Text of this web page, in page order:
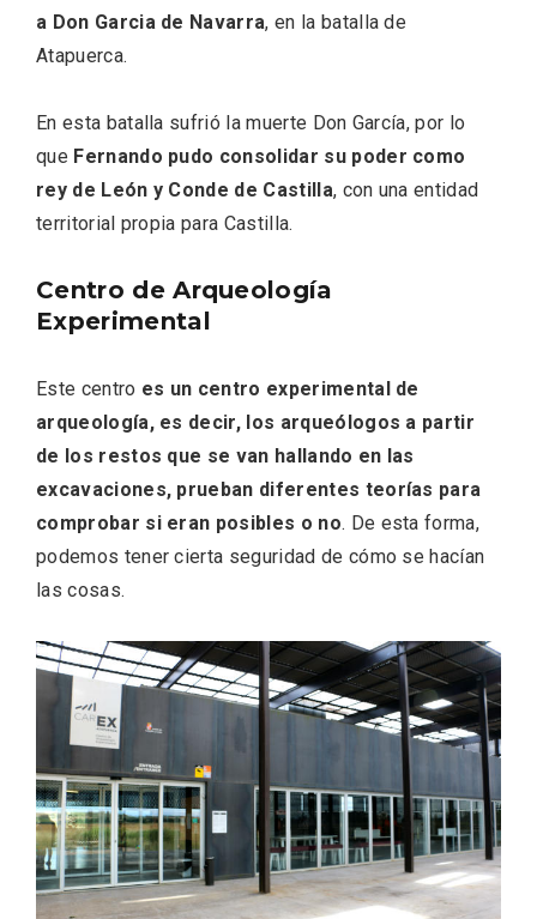
a Don Garcia de Navarra, en la batalla de
Atapuerca.
En esta batalla sufrió la muerte Don García, por lo
que Fernando pudo consolidar su poder como
rey de León y Conde de Castilla, con una entidad
territorial propia para Castilla.
Centro de Arqueología
Experimental
Este centro es un centro experimental de
arqueología, es decir, los arqueólogos a partir
de los restos que se van hallando en las
excavaciones, prueban diferentes teorías para
comprobar si eran posibles o no. De esta forma,
podemos tener cierta seguridad de cómo se hacían
las cosas.
el Vino y Yo’
Feria del Vino de Toro 2026; descubre
“Otros Vinos de Toro”